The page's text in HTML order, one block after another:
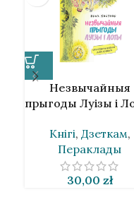
Незвычайныя
прыгоды Луізы і
Кнігі, Дзеткам,
Пераклады
30,00 zł